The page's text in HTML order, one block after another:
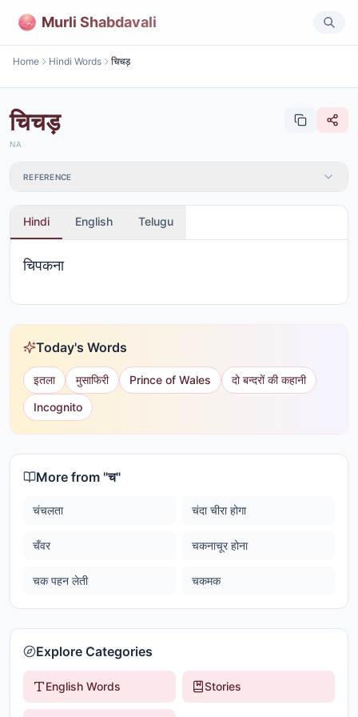
Murli Shabdavali
Home Hindi Words चिचड़
चिचड़
NA
REFERENCE
Hindi English Telugu
चिपकना
Today's Words
इतला मुसाफिरी Prince of Wales
दो बन्दरों की कहानी
Incognito
More from "च"
चंचलता चंदा चीरा होगा
चँवर चकनाचूर होना
चक पहन लेती चकमक
Explore Categories
English Words Stories